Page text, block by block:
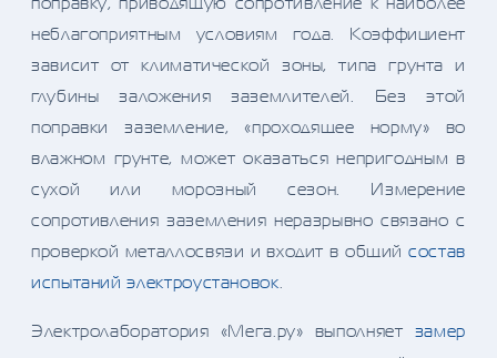
неблагоприятным условиям года. Коэффициент
зависит от климатической зоны, типа грунта и
глубины заложения заземлителей. Без этой
поправки заземление, «проходящее норму» во
влажном грунте, может оказаться непригодным в
сухой или морозный сезон. Измерение
сопротивления заземления неразрывно связано с
проверкой металлосвязи и входит в общийсостав
испытаний электроустановок.
Электролаборатория «Мега.ру» выполняет замер